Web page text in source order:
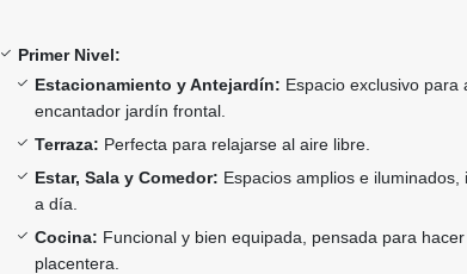
Primer Nivel:
Estacionamiento y Antejardín: Espacio exclusivo
encantador jardín frontal.
Terraza: Perfecta para relajarse al aire libre.
Estar, Sala y Comedor: Espacios amplios e
a día.
Cocina: Funcional y bien equipada, pensada para
placentera.